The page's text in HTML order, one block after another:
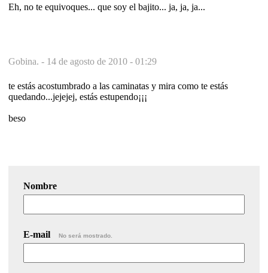
Eh, no te equivoques... que soy el bajito... ja, ja, ja...
Gobina. - 14 de agosto de 2010 - 01:29
te estás acostumbrado a las caminatas y mira como te estás
quedando...jejejej, estás estupendo¡¡¡
beso
Nombre
E-mail No será mostrado.